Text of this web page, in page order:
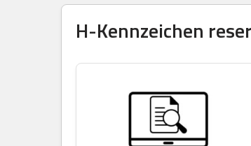
H-Kennzeichen